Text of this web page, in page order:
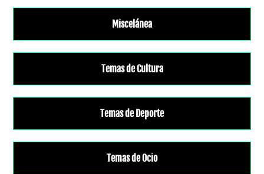
Miscelánea
Temas de Cultura
Temas de Deporte
Temas de Ocio